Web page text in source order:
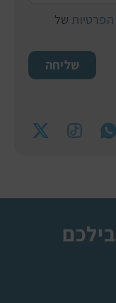
הפרטיות של
שליחה